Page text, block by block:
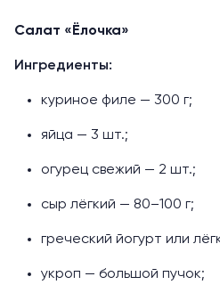
Салат «Ёлочка»
Ингредиенты:
куриное филе — 300 г;
яйца — 3 шт.;
огурец свежий — 2 шт.;
сыр лёгкий — 80–100 г;
греческий йогурт или
укроп — большой пучок;